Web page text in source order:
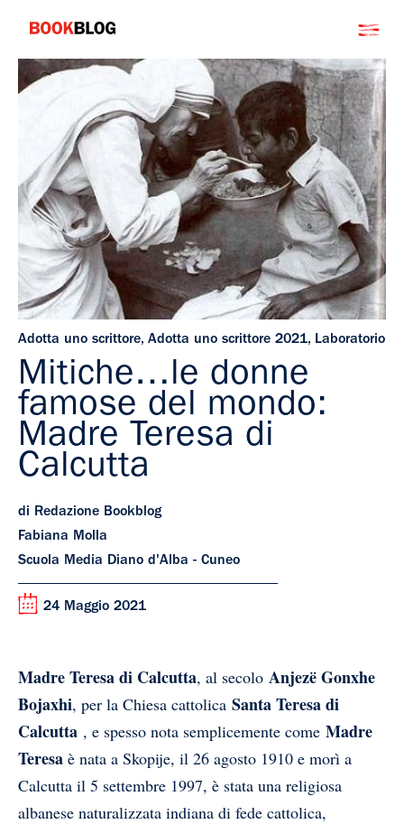
contenuto
Bookblog
Adotta uno scrittore, Adotta uno scrittore 2021, Laboratorio
Mitiche…le donne
famose del mondo:
Madre Teresa di
Calcutta
di Redazione Bookblog
Fabiana Molla
Scuola Media Diano d'Alba - Cuneo
24 Maggio 2021
Madre Teresa di Calcutta, al secolo Anjezë Gonxhe
Bojaxhi, per la Chiesa cattolica Santa Teresa di
Calcutta , e spesso nota semplicemente come Madre
Teresa è nata a Skopije, il 26 agosto 1910 e morì a
Calcutta il 5 settembre 1997, è stata una religiosa
albanese naturalizzata indiana di fede cattolica,